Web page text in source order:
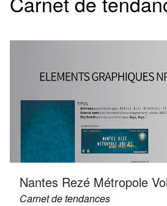
Nantes Rezé Métropole
Carnet de tendances